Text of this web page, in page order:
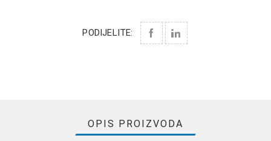
PODIJELITE:
OPIS PROIZVODA